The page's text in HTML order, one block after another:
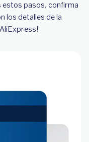
estos pasos, confirma
los detalles de la